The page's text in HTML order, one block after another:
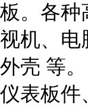
板。各种
视机、电
外壳 等
仪表板件